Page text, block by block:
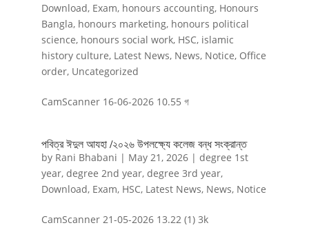
Download, Exam, honours accounting, Honours
Bangla, honours marketing, honours political
science, honours social work, HSC, islamic
history culture, Latest News, News, Notice, Office
order, Uncategorized
CamScanner 16-06-2026 10.55 গ
পবিত্র ঈদুল আযহা /২০২৬ উপলক্ষ্যে কলেজ বন্ধ সংক্রান্ত
by Rani Bhabani | May 21, 2026| degree 1st
year, degree 2nd year, degree 3rd year,
Download, Exam, HSC, Latest News, News, Notice
CamScanner 21-05-2026 13.22 (1) 3k